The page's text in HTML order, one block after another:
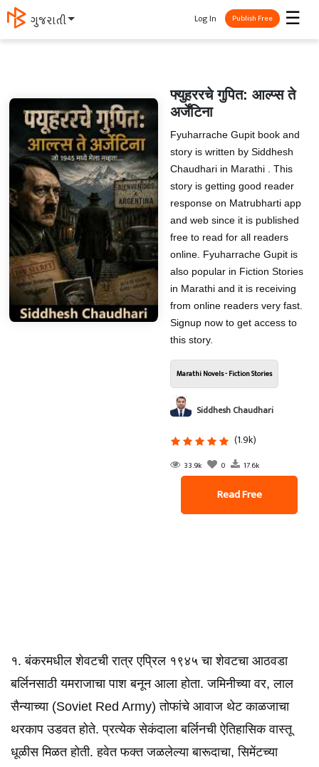
ગુજરાતી ☰
Log In Publish Free
फ्युहररचे गुपित: आल्प्स ते
अर्जेंटिना
Fyuharrache Gupit book and
story is written by Siddhesh
Chaudhari in Marathi . This
story is getting good reader
response on Matrubharti app
and web since it is published
free to read for all readers
online. Fyuharrache Gupit is
also popular in Fiction Stories
in Marathi and it is receiving
from online readers very fast.
Signup now to get access to
this story.
Marathi Novels - Fiction Stories
Siddhesh Chaudhari
(1.9k)
33.9k 0 17.6k
Read Free
१. बंकरमधील शेवटची रात्र एप्रिल १९४५ चा शेवटचा आठवडा
बर्लिनसाठी यमराजाचा पाश बनून आला होता. जमिनीच्या वर, लाल
सैन्याच्या (Soviet Red Army) तोफांचे आवाज थेट काळजाचा
थरकाप उडवत होते. प्रत्येक सेकंदाला बर्लिनची ऐतिहासिक वास्तू
धूळीस मिळत होती. हवेत फक्त जळलेल्या बारूदाचा, सिमेंटच्या